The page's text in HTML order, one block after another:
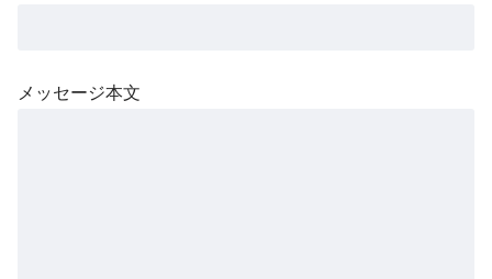
メッセージ本文